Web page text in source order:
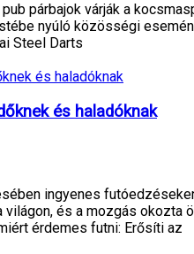
párbajok várják a
nyúló közösségi
Steel Darts
és haladóknak
ingyenes
és a mozgás okozta
érdemes futni: Erősíti az